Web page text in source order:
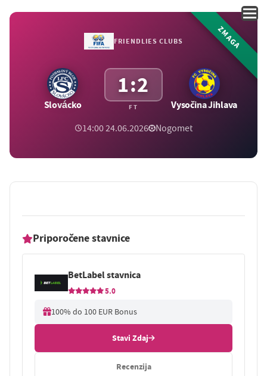
FRIENDLIES CLUBS
Slovácko
1:2
FT Vysočina Jihlava
14:00 24.06.2026 Nogomet
ZMAGA
Priporočene stavnice
BetLabel stavnica
5.0
100% do 100 EUR Bonus
Stavi Zdaj
Recenzija